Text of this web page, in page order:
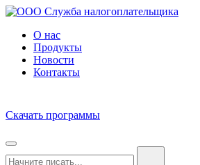
О нас
Продукты
Новости
Контакты
Скачать программы